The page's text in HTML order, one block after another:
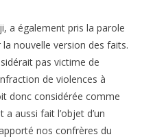
a également pris la parole
nouvelle version des faits.
pas victime de
de violences à
donc considérée comme
aussi fait l’objet d’un
nos confrères du